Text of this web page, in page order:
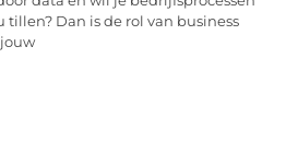
tillen? Dan is de rol van business